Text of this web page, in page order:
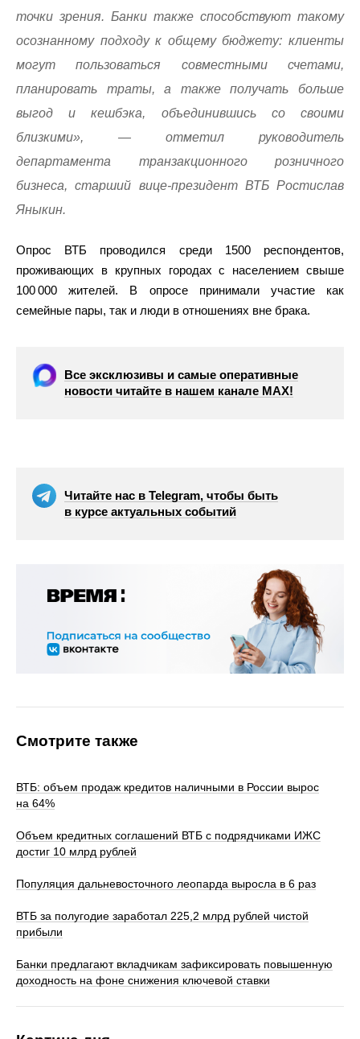
точки зрения. Банки также способствуют такому
осознанному подходу к общему бюджету: клиенты
могут пользоваться совместными счетами,
планировать траты, а также получать больше
выгод и кешбэка, объединившись со своими
близкими», — отметил руководитель
департамента транзакционного розничного
бизнеса, старший вице-президент ВТБ Ростислав
Яныкин.
Опрос ВТБ проводился среди 1500 респондентов,
проживающих в крупных городах с населением свыше
100 000 жителей. В опросе принимали участие как
семейные пары, так и люди в отношениях вне брака.
Все эксклюзивы и самые оперативные
новости читайте в нашем канале МАХ!
Читайте нас в Telegram, чтобы быть
в курсе актуальных событий
Смотрите также
ВТБ: объем продаж кредитов наличными в России вырос
на 64%
Объем кредитных соглашений ВТБ с подрядчиками ИЖС
достиг 10 млрд рублей
Популяция дальневосточного леопарда выросла в 6 раз
ВТБ за полугодие заработал 225,2 млрд рублей чистой
прибыли
Банки предлагают вкладчикам зафиксировать повышенную
доходность на фоне снижения ключевой ставки